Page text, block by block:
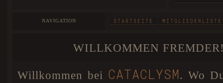
wir begrüßen offiziell unsere Neuzugänge und heißen
Das Forum wurde im Zuge der
DSGVO einigen Veränderungen unterzogen. Sollten
07. JAN 18 Cataclysm hat nun für Anthrador
18. Oktober
NAVIGATION STARTSEITE MITGLIEDERLISTE
WILLKOMMEN
Willkommen bei CATACLYSM. Wo